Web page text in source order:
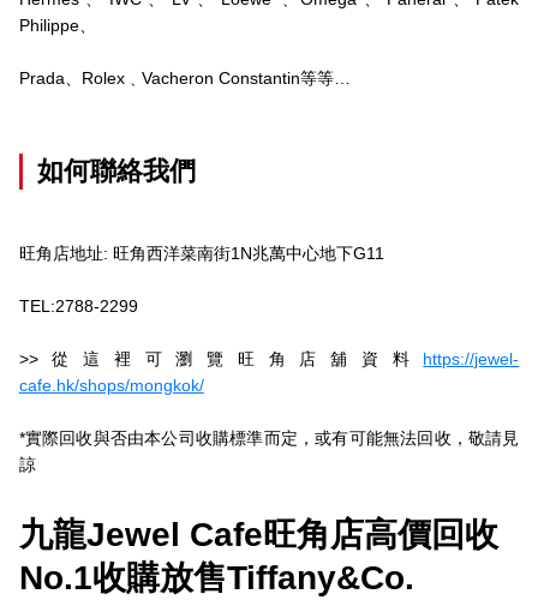
Philippe、
Prada、Rolex﹑Vacheron Constantin等等…
如何聯絡我們
旺角店地址: 旺角西洋菜南街1N兆萬中心地下G11
TEL:2788-2299
>>從這裡可瀏覽旺角店舖資料 https://jewel-
cafe.hk/shops/mongkok/
*實際回收與否由本公司收購標準而定，或有可能無法回收，敬請見
諒
九龍Jewel Cafe旺角店高價回收
No.1收購放售Tiffany&Co.